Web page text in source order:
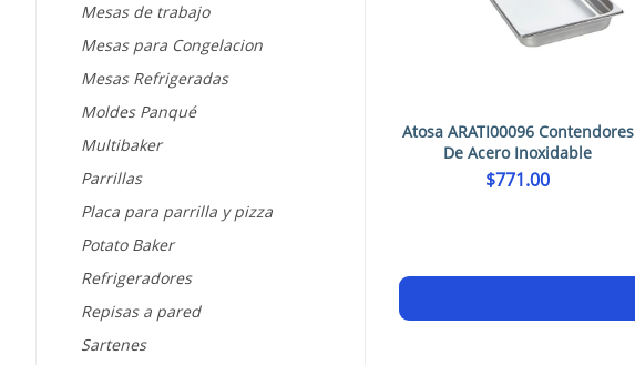
Mesas de trabajo
Mesas para Congelacion
Mesas Refrigeradas
Moldes Panqué
Multibaker
Parrillas
Placa para parrilla y pizza
Potato Baker
Refrigeradores
Repisas a pared
Sartenes
Atosa ARATI00096 Contendores
De Acero Inoxidable
$771.00